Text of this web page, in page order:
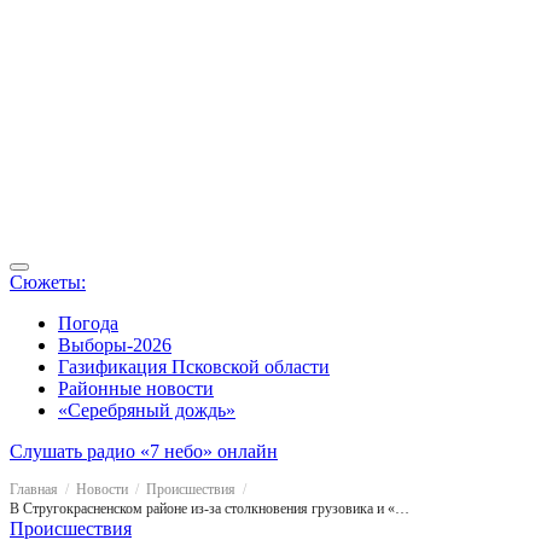
Сюжеты:
Погода
Выборы-2026
Газификация Псковской области
Районные новости
«Серебряный дождь»
Слушать радио «7 небо» онлайн
Главная Новости
Происшествия
В Стругокрасненском районе из-за столкновения грузовика и «Мицубиси-Харизма» пострадало 6 человек
Происшествия